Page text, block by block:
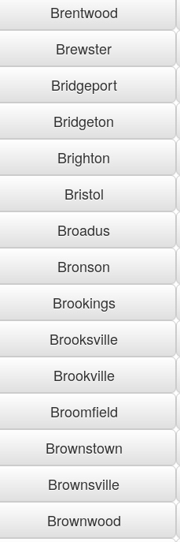
Brentwood
Brewster
Bridgeport
Bridgeton
Brighton
Bristol
Broadus
Bronson
Brookings
Brooksville
Brookville
Broomfield
Brownstown
Brownsville
Brownwood